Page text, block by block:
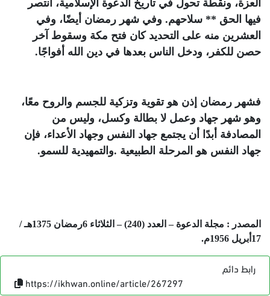
العزة، ونقطة تحول في تاريخ الدعوة الإسلامية، انتصر
فيها الحق ** سلاحهم. وفي شهر رمضان أيضًا، وفي
العشرين منه على التحديد كان فتح مكة وسقوط آخر
حصن للكفر، ودخل الناس بعدها في دين الله أفواجًا.
فشهر رمضان إذن هو تقوية وتزكية للجسم والروح معًا،
وهو شهر جهاد وعمل لا بطالة وكسل، وليس من
المصادفة أبدًا أن يجتمع جهاد النفس وجهاد الأعداء، فإن
جهاد النفس هو المرحلة الطبيعية .والتمهيدية للسمو.
المصدر : مجلة الدعوة – العدد (240) – الثلاثاء 6رمضان 1375هـ /
17أبريل 1956م
.
رابط دائم
https://ikhwan.online/article/267297